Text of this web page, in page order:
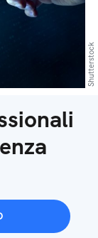
Shutterstock